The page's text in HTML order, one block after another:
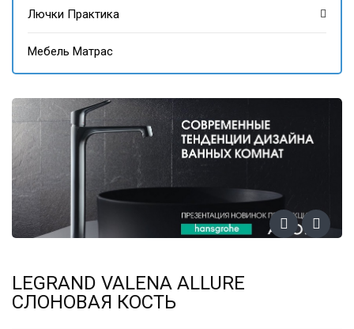
Лючки Практика
Мебель Матрас
LEGRAND VALENA ALLURE
СЛОНОВАЯ КОСТЬ